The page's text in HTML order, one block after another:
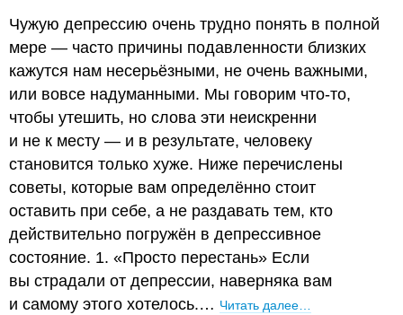
Чужую депрессию очень трудно понять в полной
мере — часто причины подавленности близких
кажутся нам несерьёзными, не очень важными,
или вовсе надуманными. Мы говорим что-то,
чтобы утешить, но слова эти неискренни
и не к месту — и в результате, человеку
становится только хуже. Ниже перечислены
советы, которые вам определённо стоит
оставить при себе, а не раздавать тем, кто
действительно погружён в депрессивное
состояние. 1. «Просто перестань» Если
вы страдали от депрессии, наверняка вам
и самому этого хотелось.… Читать далее…